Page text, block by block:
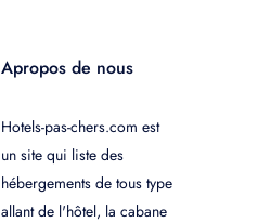
Apropos de nous
Hotels-pas-chers.com est
un site qui liste des
hébergements de tous type
allant de l'hôtel, la cabane